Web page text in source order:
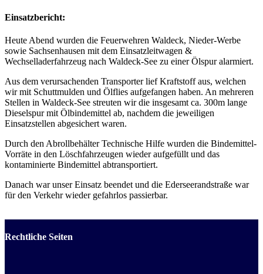
Einsatzbericht:
Heute Abend wurden die Feuerwehren Waldeck, Nieder-Werbe
sowie Sachsenhausen mit dem Einsatzleitwagen &
Wechselladerfahrzeug nach Waldeck-See zu einer Ölspur alarmiert.
Aus dem verursachenden Transporter lief Kraftstoff aus, welchen
wir mit Schuttmulden und Ölflies aufgefangen haben. An mehreren
Stellen in Waldeck-See streuten wir die insgesamt ca. 300m lange
Dieselspur mit Ölbindemittel ab, nachdem die jeweiligen
Einsatzstellen abgesichert waren.
Durch den Abrollbehälter Technische Hilfe wurden die Bindemittel-
Vorräte in den Löschfahrzeugen wieder aufgefüllt und das
kontaminierte Bindemittel abtransportiert.
Danach war unser Einsatz beendet und die Ederseerandstraße war
für den Verkehr wieder gefahrlos passierbar.
Rechtliche Seiten